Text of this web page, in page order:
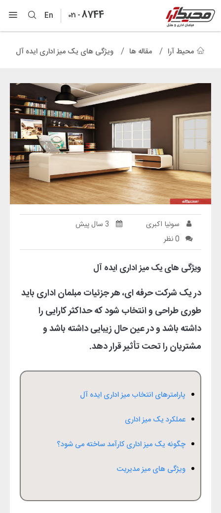
En 021 -8744
محیط آرا مقاله ها ویژگی های یک میز اداری ایده آل
سونیا اکبری
3 سال پیش
0 نظر
ویژگی های یک میز اداری ایده آل
در یک شرکت حرفه ای، هر جزئیات مبلمان اداری باید
طوری طراحی و انتخاب شود که حداکثر کارایی را
داشته باشد و در عین حال زیبایی داشته باشد و
مشتریان را تحت تأثیر قرار دهد.
پارامترهای انتخاب میز اداری ایده آل
عملکرد یک میز اداری
چگونه یک میز اداری کارآمد ساخته می شود؟
ویژگی های میز مدیریت